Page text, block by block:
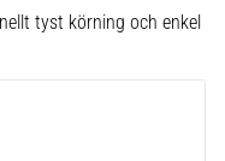
tyst körning och enkel